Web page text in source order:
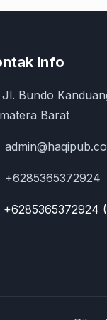
Info
Jl. Bundo
Barat
+6285365372924
+6285365372924